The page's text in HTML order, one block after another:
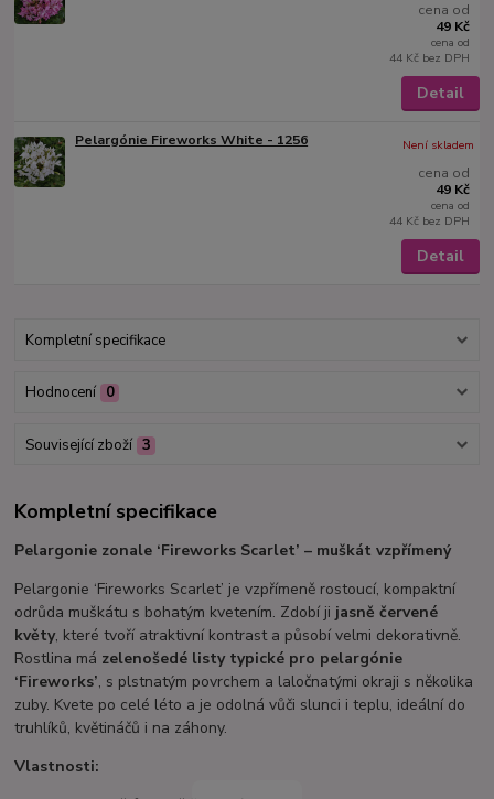
cena od
49 Kč
cena od
44 Kč bez DPH
Detail
Pelargónie Fireworks White - 1256
cena od
49 Kč
cena od
44 Kč bez DPH
Není skladem
Detail
Kompletní specifikace
Hodnocení 0
Související zboží 3
Kompletní specifikace
Pelargonie zonale ‘Fireworks Scarlet’ – muškát vzpřímený
Pelargonie ‘Fireworks Scarlet’ je vzpřímeně rostoucí, kompaktní
odrůda muškátu s bohatým kvetením. Zdobí ji jasně červené
květy, které tvoří atraktivní kontrast a působí velmi dekorativně.
Rostlina má zelenošedé listy typické pro pelargónie
‘Fireworks’, s plstnatým povrchem a laločnatými okraji s několika
zuby. Kvete po celé léto a je odolná vůči slunci i teplu, ideální do
truhlíků, květináčů i na záhony.
Vlastnosti: